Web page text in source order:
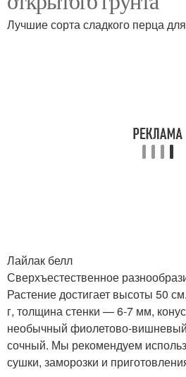
Лучшие сорта сладкого перца
Лайлак белл
Сверхъестественное
Растение достигает высоты 50
г, толщина стенки — 6-7 мм,
необычный фиолетово-
сочный. Мы рекомендуем
сушки, заморозки и